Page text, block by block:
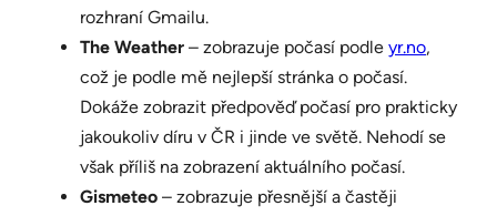
rozhraní Gmailu.
The Weather – zobrazuje počasí podle yr.no,
což je podle mě nejlepší stránka o počasí.
Dokáže zobrazit předpověď počasí pro prakticky
jakoukoliv díru v ČR i jinde ve světě. Nehodí se
však příliš na zobrazení aktuálního počasí.
Gismeteo – zobrazuje přesnější a častěji